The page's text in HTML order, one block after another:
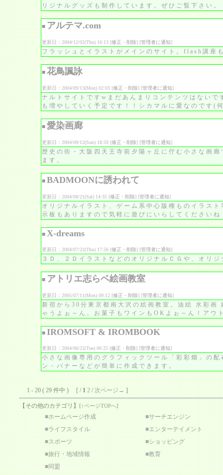
リジナルグッズも制作しています。ぜひご覧下さい。
■ アルテマ.com
更新日：2004/12/02(Thu) 16:13 [修正・削除] [管理者に通知]
フラッシュとイラストがメインのサイト。flash講座
■ 花鳥諷詠
更新日：2004/09/13(Mon) 02:03 [修正・削除] [管理者に通知]
ナルトサイトですwまだあんまりコンテンツはない
も増やしていく予定です！！シカマルに愛なのです(
■ 愛染画廊
更新日：2004/09/12(Sun) 18:59 [修正・削除] [管理者に通知]
歴史の街・大阪四天王寺前夕陽ヶ丘に佇む小さな画
ます。
■ BADMOONに誘われて
更新日：2004/08/21(Sat) 14:35 [修正・削除] [管理者に通知]
オリジナルイラスト、ゲーム系中心版権ものイラス
示板もありますので気軽に遊びにいらしてくださいね
■ X-dreams
更新日：2004/07/22(Thu) 17:56 [修正・削除] [管理者に通知]
３Ｄ、２ＤイラストなどのオリジナルＣＧや、オリ
■ アトリエ志らベ絵画教室
更新日：2005/07/11(Mon) 09:12 [修正・削除] [管理者に通知]
新宿から30分東京都南大沢の絵画教室。油絵 水彩画
ゃうよぉ～ん。お菓子もワインもOKよぉ～ん！アウ
■ IROMSOFT & IROMBOOK
更新日：2004/06/22(Tue) 00:25 [修正・削除] [管理者に通知]
小さな画像専用のグラフィックツール「彩彩畑」の
ン・バナーなどが簡単に作成できます。
1 - 20 ( 29 件中 ) [ /1 2/次ページ→]
【その他のカテゴリ】[↑ページTOPへ]
■ホームページ作成 ■サーチエンジン
■ライフスタイル ■エンターテイメント
■スポーツ ■ショッピング
■旅行・地域情報 ■教育
■同盟